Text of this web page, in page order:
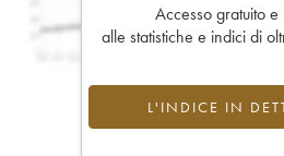
Accesso gratuito e
alle statistiche e indici di
L'INDICE IN